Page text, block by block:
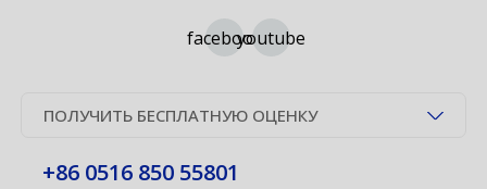
facebookyoutube
ПОЛУЧИТЬ БЕСПЛАТНУЮ ОЦЕНКУ
+86 0516 850 55801